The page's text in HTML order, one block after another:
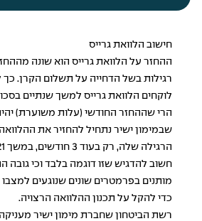
חישוב הלוואת גרייס
ההחזר על הלוואת גרייס הוא שונה
רגילות בשל הדחייה על תשלום הקרן.
שבמימון ישיר נתחיל להחזיר את
הרגילה שלה, רק בעוד 3 חודשים, במשך 21 החודשים הנותרים.
חשוב להדגיש שזו דוגמה בלבד וכי גובה
מותנים בפרמטרים שונים שנוגעים
כדי להקל על תכנון ההלוואה הרצויה.
רשת הביטחון שחברת מימון ישיר